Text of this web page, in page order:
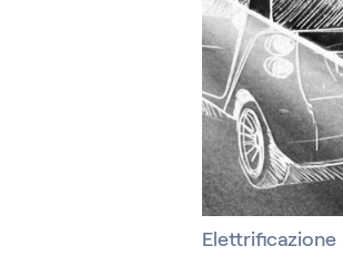
Elettrificazione